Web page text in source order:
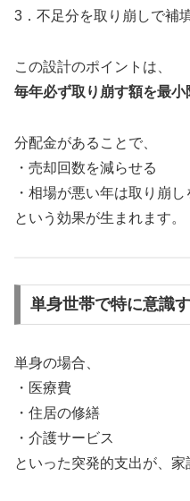
3．不足分を取り崩しで補
この設計のポイントは、
毎年必ず取り崩す額を最小
分配金があることで、
・売却回数を減らせる
・相場が悪い年は取り崩
という効果が生まれます。
単身世帯で特に意識
単身の場合、
・医療費
・住居の修繕
・介護サービス
といった突発的支出が、家